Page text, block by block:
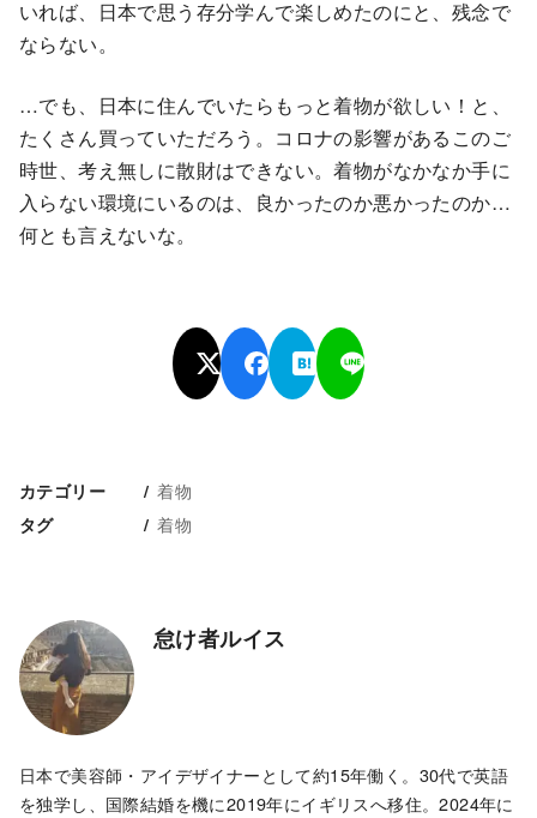
いれば、日本で思う存分学んで楽しめたのにと、残念で
ならない。
…でも、日本に住んでいたらもっと着物が欲しい！と、
たくさん買っていただろう。コロナの影響があるこのご
時世、考え無しに散財はできない。着物がなかなか手に
入らない環境にいるのは、良かったのか悪かったのか…
何とも言えないな。
カテゴリー 着物
タグ 着物
怠け者ルイス
日本で美容師・アイデザイナーとして約15年働く。30代で英語
を独学し、国際結婚を機に2019年にイギリスへ移住。2024年に